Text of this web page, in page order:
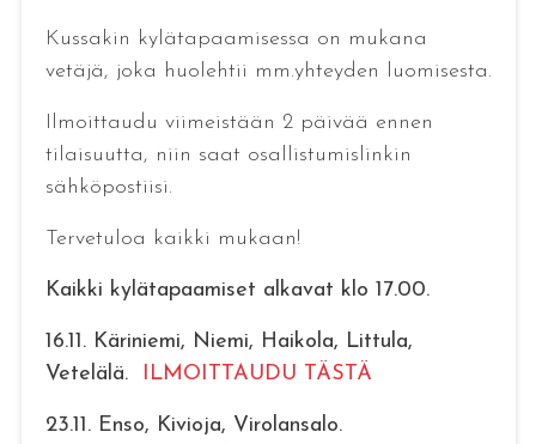
Kussakin kylätapaamisessa on mukana
vetäjä, joka huolehtii mm.yhteyden luomisesta.
Ilmoittaudu viimeistään 2 päivää ennen
tilaisuutta, niin saat osallistumislinkin
sähköpostiisi.
Tervetuloa kaikki mukaan!
Kaikki kylätapaamiset alkavat klo 17.00.
16.11. Käriniemi, Niemi, Haikola, Littula,
Vetelälä.
ILMOITTAUDU TÄSTÄ
23.11. Enso, Kivioja, Virolansalo.